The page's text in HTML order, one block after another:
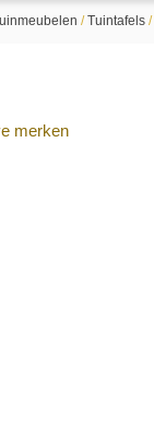
/Tuintafels /
merken